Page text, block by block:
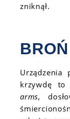
zniknął.
Urządzenia
krzywdę
arms,